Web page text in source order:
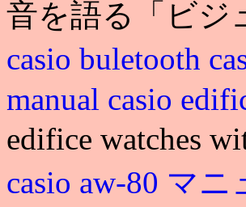
音を語る「ビジ
casio buletooth
manual casio
edifice watches
casio aw-80 マニ